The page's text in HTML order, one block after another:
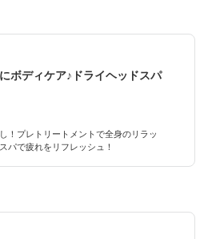
ボディケア♪ドライヘッドスパ
！プレトリートメントで全身のリラッ
パで疲れをリフレッシュ！